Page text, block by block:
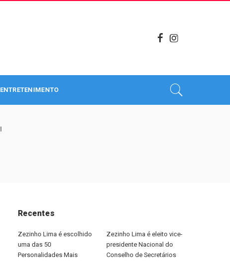
ENTRETENIMENTO
Recentes
Zezinho Lima é escolhido
uma das 50
Personalidades Mais
Zezinho Lima é eleito vice-
presidente Nacional do
Conselho de Secretários